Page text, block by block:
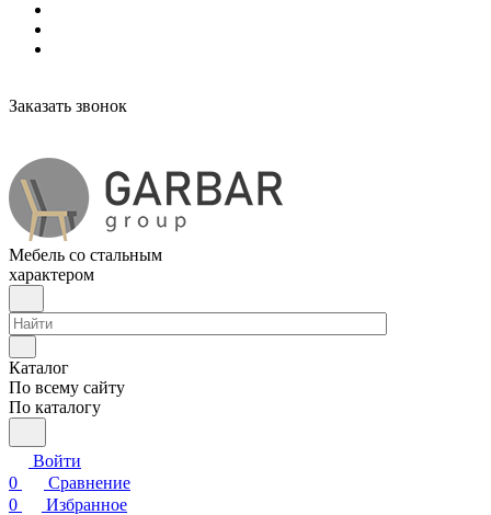
Заказать звонок
Мебель со стальным
характером
Каталог
По всему сайту
По каталогу
Войти
0
Сравнение
0
Избранное